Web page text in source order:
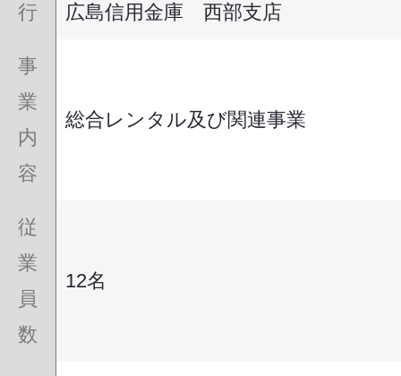
行
広島信用金庫 西部支店
事
業
内
容
総合レンタル及び関連事業
従
業
員
数
12名